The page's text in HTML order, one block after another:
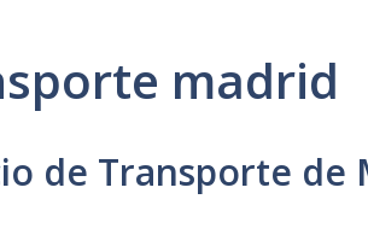
madrid
de Transporte de